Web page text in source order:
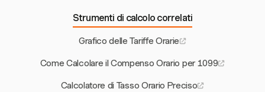
Strumenti di calcolo correlati
Grafico delle Tariffe Orarie
Come Calcolare il Compenso Orario per 1099
Calcolatore di Tasso Orario Preciso